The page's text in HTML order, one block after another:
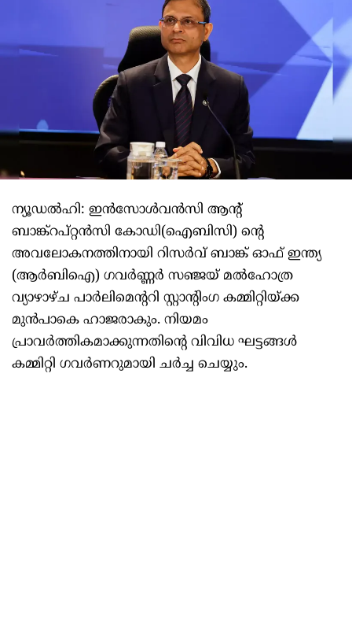
ന്യൂഡല്‍ഹി: ഇന്‍സോള്‍വന്‍സി ആന്റ്
ബാങ്ക്‌റപ്റ്റന്‍സി കോഡി(ഐബിസി) ന്റെ
അവലോകനത്തിനായി റിസര്‍വ് ബാങ്ക് ഓഫ് ഇന്ത്യ
(ആര്‍ബിഐ) ഗവര്‍ണ്ണര്‍ സഞ്ജയ് മല്‍ഹോത്ര
വ്യാഴാഴ്ച പാര്‍ലിമെന്ററി സ്റ്റാന്റിംഗ കമ്മിറ്റിയ്ക്ക
മുന്‍പാകെ ഹാജരാകും. നിയമം
പ്രാവര്‍ത്തികമാക്കുന്നതിന്റെ വിവിധ ഘട്ടങ്ങള്‍
കമ്മിറ്റി ഗവര്‍ണറുമായി ചര്‍ച്ച ചെയ്യും.